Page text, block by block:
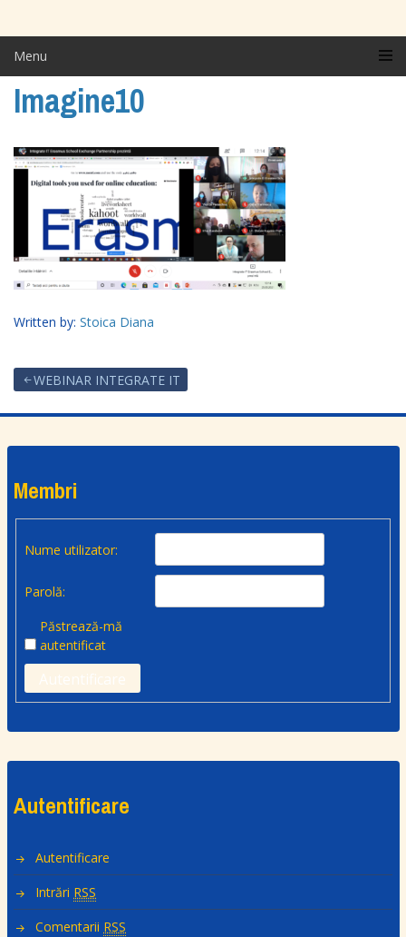
Menu
Imagine10
Written by: Stoica Diana
WEBINAR INTEGRATE IT
Membri
Nume utilizator:
Parolă:
Păstrează-mă
autentificat
Autentificare
Autentificare
Autentificare
Intrări RSS
Comentarii RSS